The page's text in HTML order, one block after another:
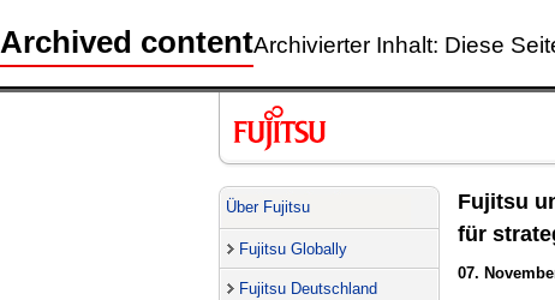
Archived contentArchivierter Inhalt: Diese
Über Fujitsu
Fujitsu Globally
Fujitsu Deutschland
Fujitsu
für
07.